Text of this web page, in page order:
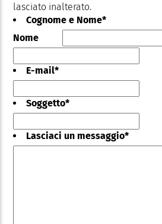
lasciato inalterato.
Cognome e Nome*
Nome
E-mail*
Soggetto*
Lasciaci un messaggio*